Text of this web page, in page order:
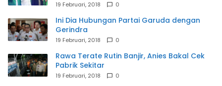
19 Februari, 2018 0
Ini Dia Hubungan Partai Garuda dengan
Gerindra
19 Februari, 2018 0
Rawa Terate Rutin Banjir, Anies Bakal Cek
Pabrik Sekitar
19 Februari, 2018 0